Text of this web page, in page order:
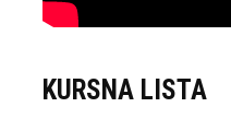
KURSNA LISTA